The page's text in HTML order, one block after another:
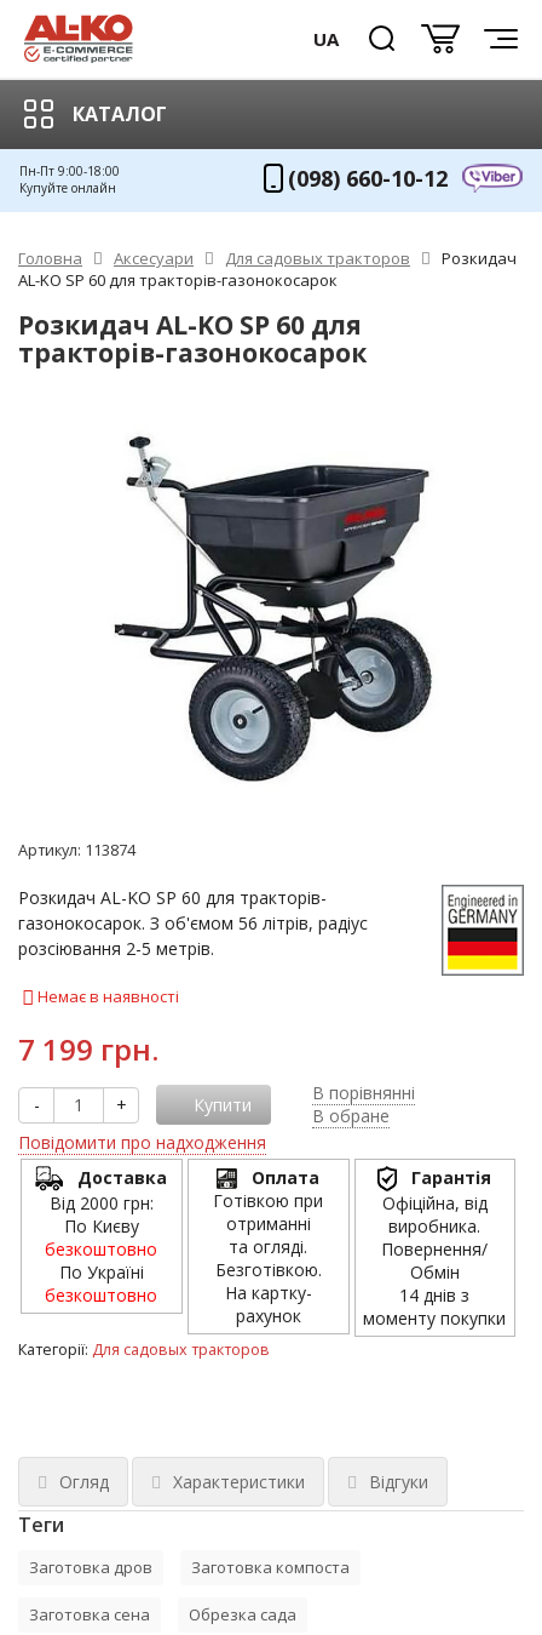
UA
КАТАЛОГ
Пн-Пт 9:00-18:00
Купуйте онлайн
(098) 660-10-12
Головна Аксесуари Для садовых тракторов
Розкидач
AL-KO SP 60 для тракторів-газонокосарок
Розкидач AL-KO SP 60 для
тракторів-газонокосарок
Артикул: 113874
Розкидач AL-KO SP 60 для тракторів-
газонокосарок. З об'ємом 56 літрів, радіус
розсіювання 2-5 метрів.
Немає в наявності
7 199 грн.
- +
Купити
Повідомити про надходження
В порівнянні
В обране
Доставка
Від 2000 грн:
По Києву
безкоштовно
По Україні
безкоштовно
Оплата
Готівкою при
отриманні
та огляді.
Безготівкою.
На картку-
рахунок
Гарантія
Офіційна, від
виробника.
Повернення/
Обмін
14 днів з
моменту покупки
Категорії: Для садовых тракторов
Огляд Характеристики Відгуки
Теги
Заготовка дров Заготовка компоста
Заготовка сена Обрезка сада